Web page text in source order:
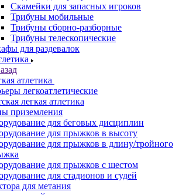
Скамейки для запасных игроков
Трибуны мобильные
Трибуны сборно-разборные
Трибуны телескопические
для раздевалок
атлетика
легкоатлетические
легкая атлетика
приземления
для беговых дисциплин
для прыжков в высоту
для прыжков в длину/тройного
для прыжков с шестом
для стадионов и судей
для метания